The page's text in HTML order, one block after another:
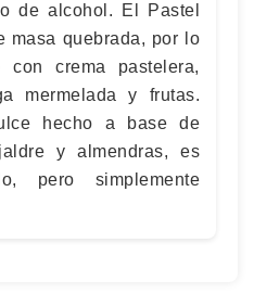
de alcohol. El Pastel
masa quebrada, por lo
crema pastelera,
mermelada y frutas.
hecho a base de
y almendras, es
pero simplemente